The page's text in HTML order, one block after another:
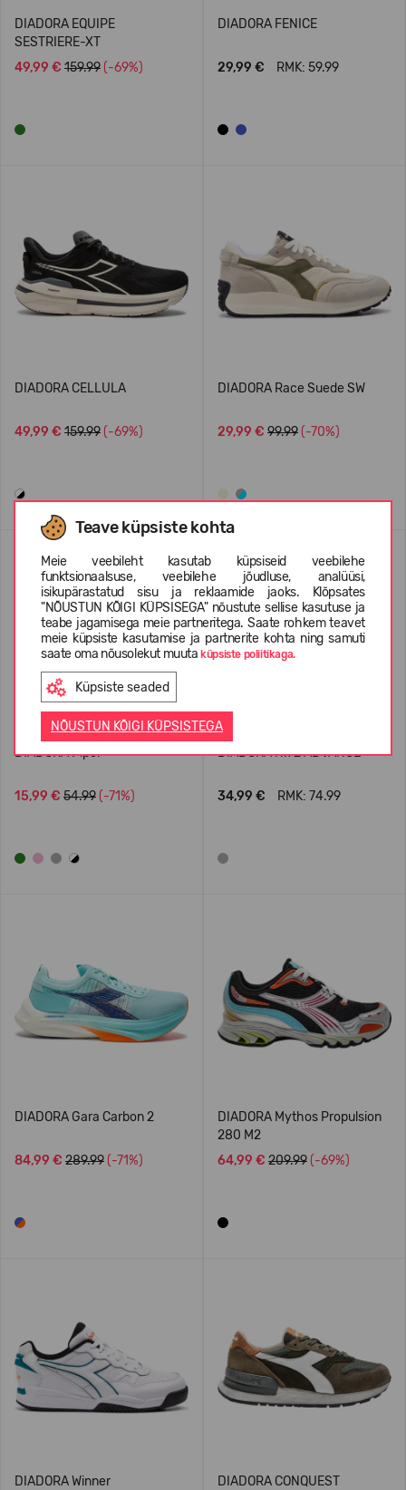
Teave küpsiste kohta
Meie veebileht kasutab küpsiseid veebilehe
funktsionaalsuse, veebilehe jõudluse, analüüsi,
isikupärastatud sisu ja reklaamide jaoks. Klõpsates
"NÕUSTUN KÕIGI KÜPSISEGA" nõustute sellise kasutuse ja
teabe jagamisega meie partneritega. Saate rohkem teavet
meie küpsiste kasutamise ja partnerite kohta ning samuti
saate oma nõusolekut muutaküpsiste poliitikaga.
Küpsiste seaded
NÕUSTUN KÕIGI KÜPSISTEGA
DIADORA EQUIPE
SESTRIERE-XT
49,99 € 159.99 (-69%)
DIADORA FENICE
29,99 € RMK: 59.99
DIADORA CELLULA
49,99 € 159.99 (-69%)
DIADORA Race Suede SW
29,99 € 99.99 (-70%)
DIADORA Piper
15,99 € 54.99 (-71%)
DIADORA N.92 ADVANCE
34,99 € RMK: 74.99
DIADORA Gara Carbon 2
84,99 € 289.99 (-71%)
DIADORA Mythos Propulsion
280 M2
64,99 € 209.99 (-69%)
DIADORA Winner DIADORA CONQUEST